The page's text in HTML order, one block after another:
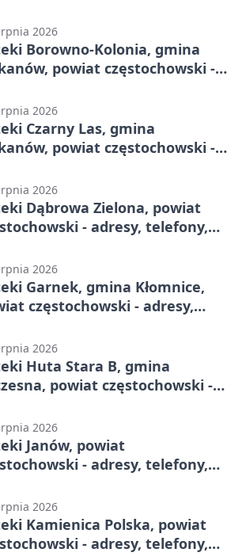
2026
Borowno-Kolonia, gmina
powiat częstochowski -
2026
Czarny Las, gmina
powiat częstochowski -
2026
Dąbrowa Zielona, powiat
- adresy, telefony,
2026
Garnek, gmina Kłomnice,
częstochowski - adresy,
2026
Huta Stara B, gmina
powiat częstochowski -
2026
Janów, powiat
- adresy, telefony,
2026
Kamienica Polska, powiat
- adresy, telefony,